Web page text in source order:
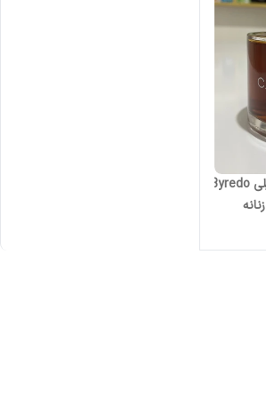
‎ادکلن بایردو کازابلانکا لیلی Byredo
Casablanca Lily 2019 زنانه